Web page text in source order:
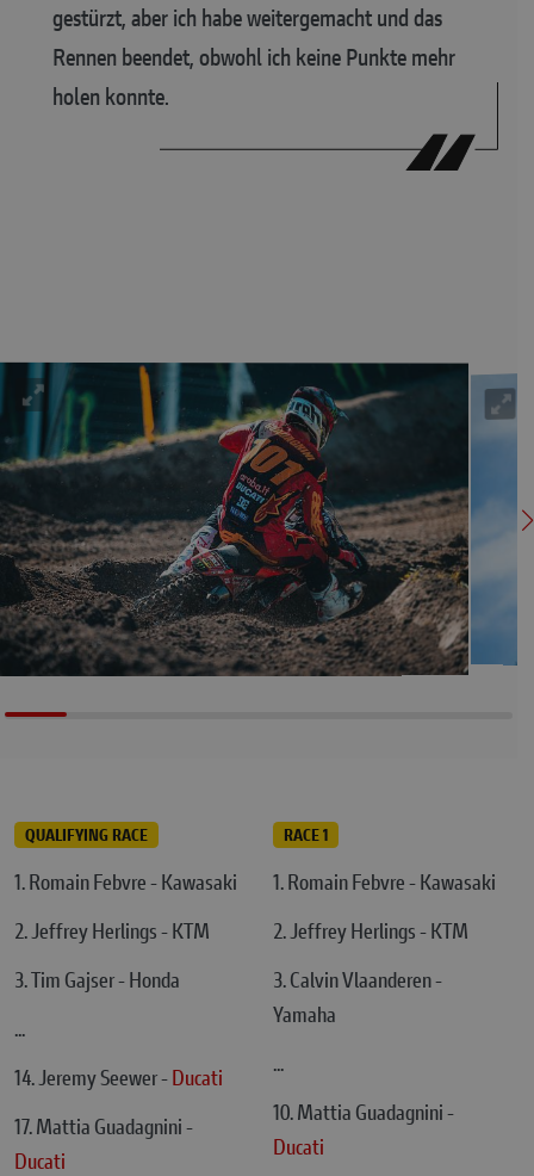
gestürzt, aber ich habe weitergemacht und das
Rennen beendet, obwohl ich keine Punkte mehr
holen konnte.
QUALIFYING RACE
1. Romain Febvre - Kawasaki
2. Jeffrey Herlings - KTM
3. Tim Gajser - Honda
...
14. Jeremy Seewer -Ducati
17. Mattia Guadagnini -
Ducati
RACE 1
1. Romain Febvre - Kawasaki
2. Jeffrey Herlings - KTM
3. Calvin Vlaanderen -
Yamaha
...
10. Mattia Guadagnini -
Ducati